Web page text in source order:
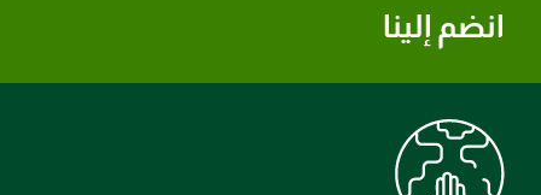
انضم إلينا